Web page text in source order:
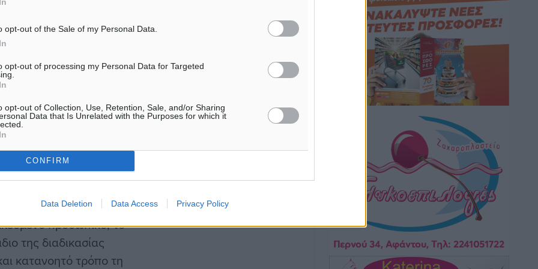
opt-out of the Sale of my Personal Data.
opt-out of processing my Personal Data for Targeted
opt-out of Collection, Use, Retention, Sale, and/or Sharing
Data that Is Unrelated with the Purposes for which it
CONFIRM
Data Deletion Data Access Privacy Policy
Μεράς
Δήμους-Μέλη του και
των
σε μια κοινή
ξεκινώντας από το ίδιο
την περιβαλλοντική
ευρωπαϊκής
και φιλικές προς το
προσωπικό, το
της διαδικασίας
κατανοητό τρόπο τη
με αμείωτη ένταση την ευρεία
Hotels – Χατζηλαζάρου – Προχωρά
καινούργιο ξενοδοχείο στην Κω
Τοπικές Ειδήσεις• πριν 11 ώρες
Αυτοκίνητο μπήκε παράνομα σε
μονόδρομο στο Μαστιχάρι –
Αναποδογύρισε όχημα με μητέρα και
πριν 11 ώρες
“Η Ευρώπη αντιμετώπιζε το
προσφυγικό σαν ταινία τρόμου” – Η
συγκλονιστική μαρτυρία της Χαρούλας
Γιασιράνη στον RV για τα γεγονότα που
οδήγησαν στο Σύμφωνο της Λέρου
Τοπικές Ειδήσεις• πριν 11 ώρες
Συναυλία με τον Γιάννη Κότσιρα στις